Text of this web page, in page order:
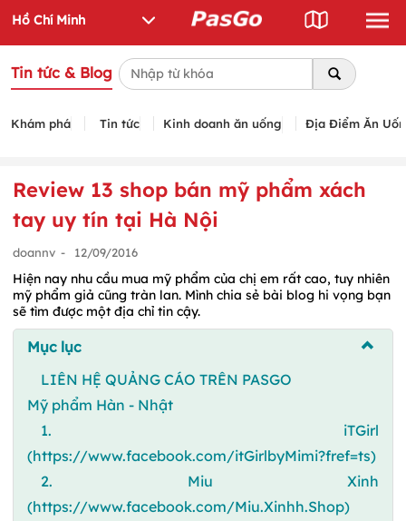
Tin tức & Blog
Khám phá Tin tức Kinh doanh ăn uống Địa Điểm Ăn
Review 13 shop bán mỹ phẩm xách
tay uy tín tại Hà Nội
doannv - 12/09/2016
Hiện nay nhu cầu mua mỹ phẩm của chị em rất cao, tuy nhiên
mỹ phẩm giả cũng tràn lan. Mình chia sẻ bài blog hi vọng bạn
sẽ tìm được một địa chỉ tin cậy.
Mục lục
LIÊN HỆ QUẢNG CÁO TRÊN PASGO
Mỹ phẩm Hàn - Nhật
1. iTGirl
(https://www.facebook.com/itGirlbyMimi?fref=ts)
2. Miu Xinh
(https://www.facebook.com/Miu.Xinhh.Shop)